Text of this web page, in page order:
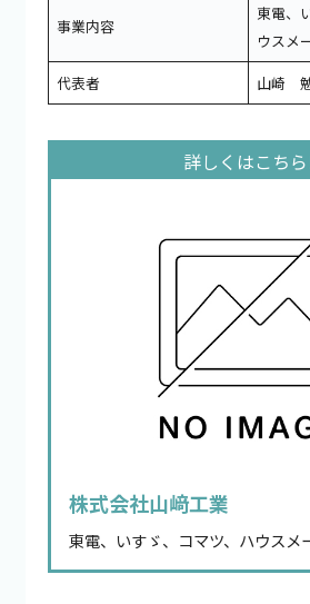
事業内容
東電、
ウスメ
代表者
山崎
株式会社山﨑工業
東電、いすゞ、コマツ、ハウスメ